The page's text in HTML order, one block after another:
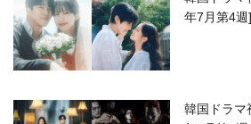
年7月第4週
韓国ドラマ